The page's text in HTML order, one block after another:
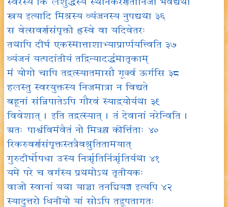
स्त्रय इत्यादि मिश्रस्य व्यंजनस्य नुपद्यथा ३६
स वेत्सवर्णसंपृक्तो ह्रस्वे वा यदिवेतरः
तथापि दीर्घ एकस्मात्ताशाभ्याप्रार्प्पयत्त्विति ३७
व्यंजनं यत्पदांतीयं तद्विन्यादर्द्धमातृकाम्
मं योगो चापि तद्वत्स्यातमासौ गूर्क्व ऊर्गसि ३८
हलस्तु स्वरयुक्तस्य निजमात्रा न विद्यते
बहूनां संन्निपातेऽपि गौरवं स्याद्वयोर्यथा ३९
विवेशात् । इति तद्वत्स्यात् । तं देवानां नरेन्विति ।
अतः पार्श्वविमंवैतं नो मित्रश्च कीर्त्तिताः ४०
रिकरुवर्णसंपृक्तस्तत्रैवश्रुतितामयात्
गुरुदीर्घोपधा उस्य निरृतिर्निरृतिर्यथा ४१
यमे परे च वर्गस्य प्रथमोऽथ तृतीयकः
वाजो स्वानां यथा याञ्चा तनद्मियज्ञ इत्यपि ४२
स्यादुत्तरो धिनीयो यां सोऽपि तद्रूपतागतः